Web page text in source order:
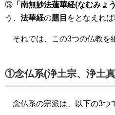
③ 「南無妙法蓮華経(なむみょ
う、 法華経の題目 をとなえれ
それでは、この3つの仏教を
①念仏系(浄土宗、浄土
念仏系の宗派は、以下の3つ